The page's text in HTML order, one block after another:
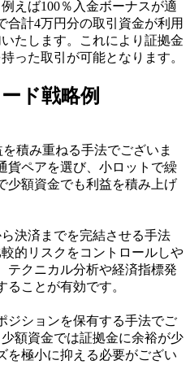
えば100％入金ボーナスが適
合計4万円分の取引資金が利用
たします。これにより証拠金
った取引が可能となります。
ド戦略例
積み重ねる手法でございま
貨ペアを選び、小ロットで繰
少額資金でも利益を積み上げ
決済までを完結させる手法
的リスクをコントロールしや
テクニカル分析や経済指標発
ことが有効です。
ジションを保有する手法でご
額資金では証拠金に余裕が少
を極小に抑える必要がござい